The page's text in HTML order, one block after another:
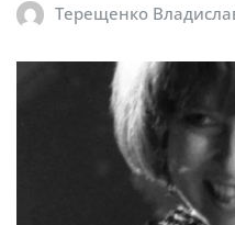
Терещенко